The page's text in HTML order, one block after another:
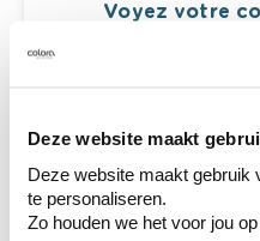
Deze website maakt
Deze website maakt gebruik
te personaliseren.
Zo houden we het voor jou
Voyez votre
Découvrez des
votre couleur.
Obtenez des
combinaison de